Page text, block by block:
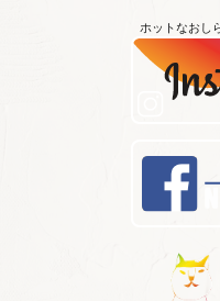
ホットなおし